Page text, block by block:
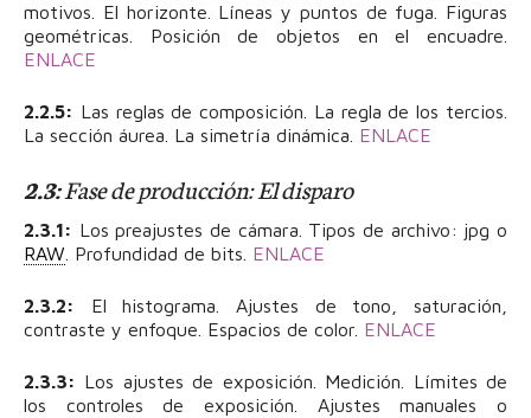
motivos. El horizonte. Líneas y puntos de fuga. Figuras
geométricas. Posición de objetos en el encuadre.
ENLACE
2.2.5: Las reglas de composición. La regla de los tercios.
La sección áurea. La simetría dinámica. ENLACE
2.3:Fase de producción: El disparo
2.3.1: Los preajustes de cámara. Tipos de archivo: jpg o
RAW . Profundidad de bits. ENLACE
2.3.2:
El histograma. Ajustes de tono, saturación,
contraste y enfoque. Espacios de color. ENLACE
2.3.3: Los ajustes de exposición. Medición. Límites de
los controles de exposición. Ajustes manuales o